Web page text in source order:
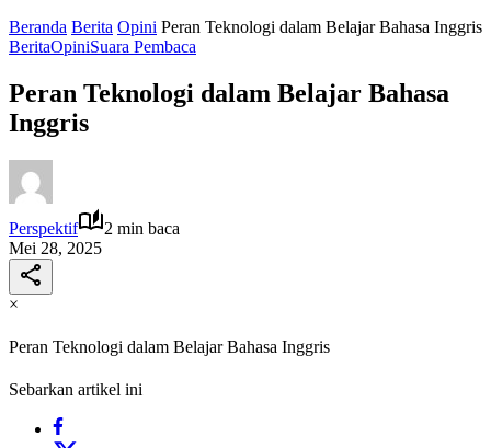
Beranda Berita Opini Peran Teknologi dalam Belajar Bahasa Inggris
BeritaOpiniSuara Pembaca
Peran Teknologi dalam Belajar Bahasa
Inggris
Perspektif
2 min baca
Mei 28, 2025
×
Peran Teknologi dalam Belajar Bahasa Inggris
Sebarkan artikel ini